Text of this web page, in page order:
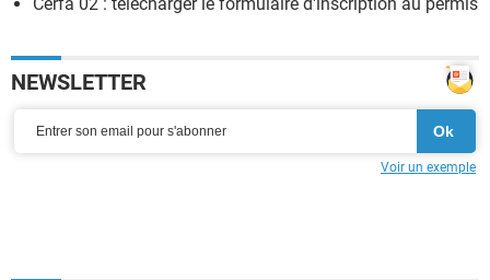
Cerfa 02 : télécharger le formulaire d'inscription au permis
NEWSLETTER
Voir un exemple